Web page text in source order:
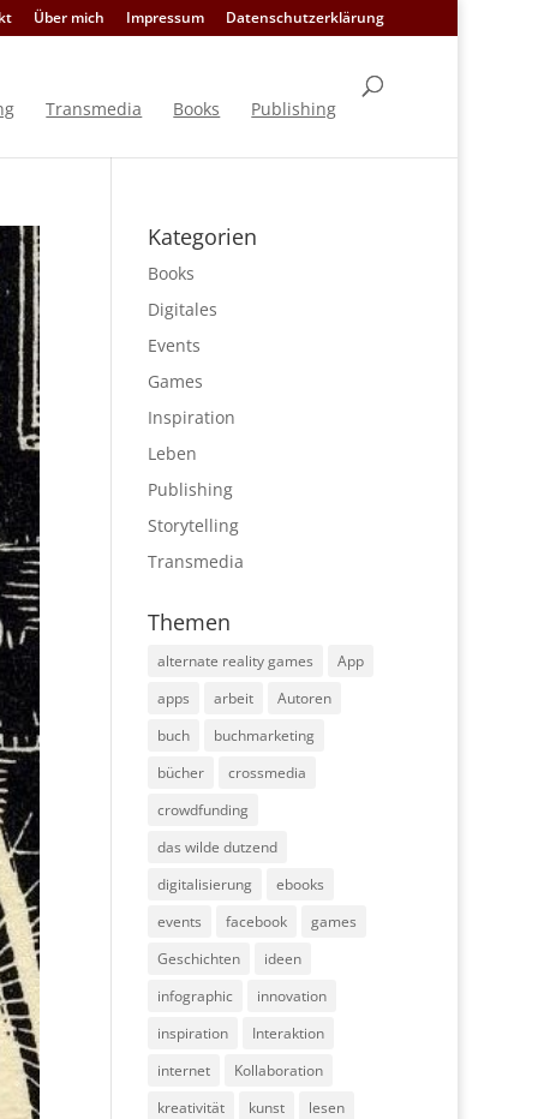
Über mich Impressum Datenschutzerklärung
Transmedia Books Publishing
Kategorien
Books
Digitales
Events
Games
Inspiration
Leben
Publishing
Storytelling
Transmedia
Themen
alternate reality games
App
apps
arbeit
Autoren
buch
buchmarketing
bücher
crossmedia
crowdfunding
das wilde dutzend
digitalisierung
ebooks
events
facebook
games
Geschichten
ideen
infographic
innovation
inspiration
Interaktion
internet
Kollaboration
kreativität
kunst
lesen